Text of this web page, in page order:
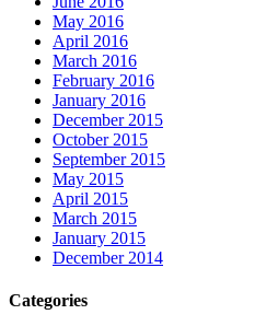
May 2016
April 2016
March 2016
February 2016
January 2016
December 2015
October 2015
September 2015
May 2015
April 2015
March 2015
January 2015
December 2014
Categories